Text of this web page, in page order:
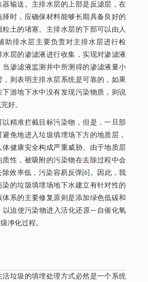
器输送。主排水层的上部是反滤层，在
择时，应确保材料能够长期具备良好的
土的堵塞。主排水层的下部可以由人
助排水层主要负责对主排水层进行检
水层的渗滤液进行收集，实现对渗滤液
当渗滤液监测井中所测得的渗滤液量小
，则表明主排水层系统是可靠的，如果
下游地下水中没有发现污染物质，则说
好。
以精准拦截目标污染物，但是，一旦部
免地进入垃圾填埋场下方的地质层，
体健康安全构成严重威胁。由于地质层
质性，被吸附的污染物在去除过程中会
除效率低，污染容易反弹[6 ]。因此，我
染的垃圾填埋场地下水建立有针对性的
系的主要修复原则是添加绿色低碳和
以迫使污染物进入活化还原—自催化氧
净化过程。
活垃圾的填埋处理方式必然是一个系统